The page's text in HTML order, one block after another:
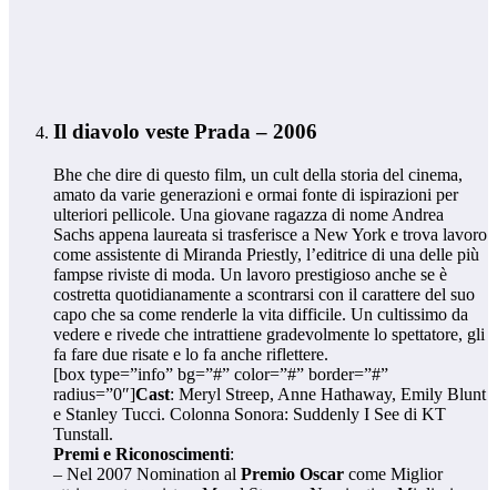
Il diavolo veste Prada – 2006
Bhe che dire di questo film, un cult della storia del cinema,
amato da varie generazioni e ormai fonte di ispirazioni per
ulteriori pellicole. Una giovane ragazza di nome Andrea
Sachs appena laureata si trasferisce a New York e trova lavoro
come assistente di Miranda Priestly, l’editrice di una delle più
fampse riviste di moda. Un lavoro prestigioso anche se è
costretta quotidianamente a scontrarsi con il carattere del suo
capo che sa come renderle la vita difficile. Un cultissimo da
vedere e rivede che intrattiene gradevolmente lo spettatore, gli
fa fare due risate e lo fa anche riflettere.
[box type=”info” bg=”#” color=”#” border=”#”
radius=”0″]Cast: Meryl Streep, Anne Hathaway, Emily Blunt
e Stanley Tucci. Colonna Sonora: Suddenly I See di KT
Tunstall.
Premi e Riconoscimenti:
– Nel 2007 Nomination al Premio Oscar come Miglior